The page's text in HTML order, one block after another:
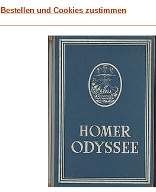
Bestellen und Cookies zustimmen